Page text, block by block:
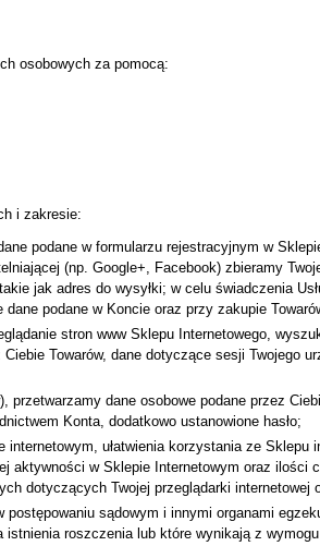
osobowych za pomocą:
i zakresie:
podane w formularzu rejestracyjnym w
(np. Google+, Facebook) zbieramy
jak adres do wysyłki; w celu świadczenia
podane w Koncie oraz przy zakupie
stron www Sklepu Internetowego,
Towarów, dane dotyczące sesji Twojego
dane osobowe podane przez
Konta, dodatkowo ustanowione hasło;
ułatwienia korzystania ze Sklepu
aktywności w Sklepie Internetowym oraz ilości
dotyczących Twojej przeglądarki internetowej
sądowym i innymi organami
roszczenia lub które wynikają z